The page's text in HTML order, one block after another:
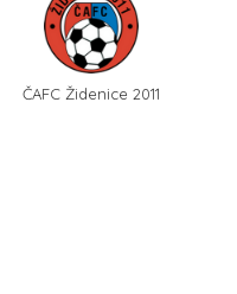
ČAFC Židenice 2011